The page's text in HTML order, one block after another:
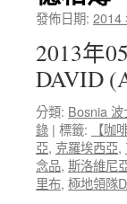
指
必
買
紀
品
特
輯】
老
婆
發佈日期: 2014
2013年
DAVID
分類: Bosnia
錄 | 標籤: 【咖
亞, 克羅埃西亞,
念品, 斯洛維尼
里布, 極地領隊